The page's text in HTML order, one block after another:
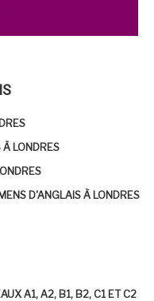
LONDRES
D'ANGLAIS À LONDRES
A1, A2, B1, B2, C1 ET C2